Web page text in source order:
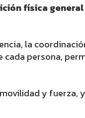
física general
la
persona,
y fuerza,